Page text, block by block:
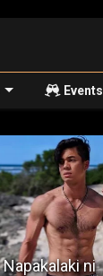
Events
Libog sa Tag-